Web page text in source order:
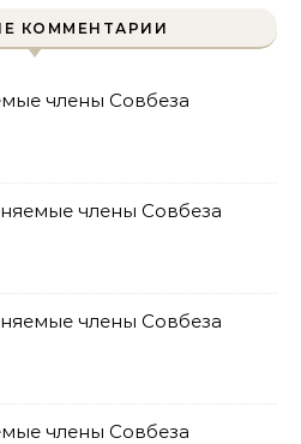
КОММЕНТАРИИ
члены Совбеза
члены Совбеза
члены Совбеза
члены Совбеза